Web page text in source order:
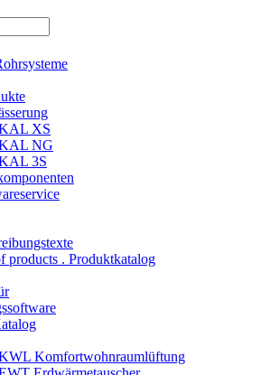
XS
NG
3S
products . Produktkatalog
Komfortwohnraumlüftung